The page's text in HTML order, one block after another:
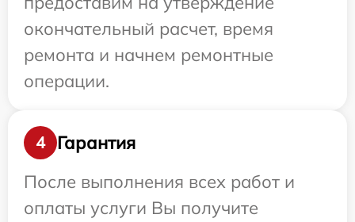
окончательный расчет, время
ремонта и начнем ремонтные
операции.
4
Гарантия
После выполнения всех работ и
оплаты услуги Вы получите